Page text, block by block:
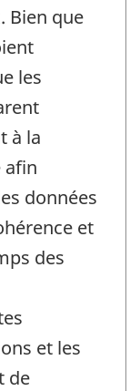
Bien que
les
à la
afin
données
et
des
et les
de